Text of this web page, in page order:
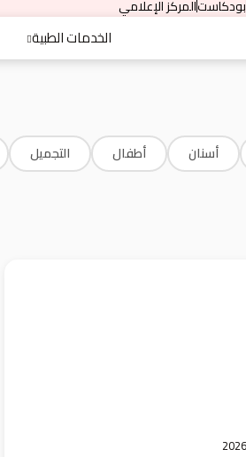
بودكاستالمركز الإعلامي
الخدمات الطبية
أسنان أطفال التجميل